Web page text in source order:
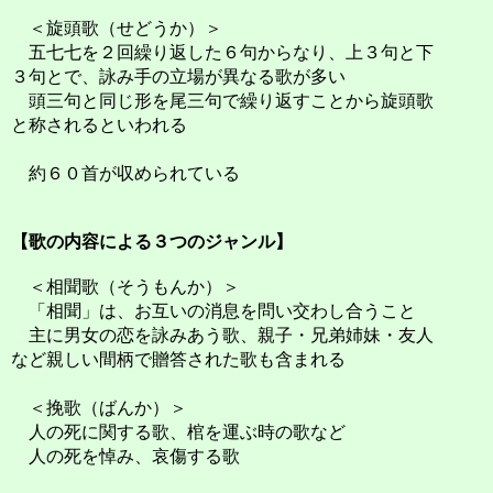
＜旋頭歌（せどうか）＞
五七七を２回繰り返した６句からなり、上３句と下
３句とで、詠み手の立場が異なる歌が多い
頭三句と同じ形を尾三句で繰り返すことから旋頭歌
と称されるといわれる
約６０首が収められている
【歌の内容による３つのジャンル】
＜相聞歌（そうもんか）＞
「相聞」は、お互いの消息を問い交わし合うこと
主に男女の恋を詠みあう歌、親子・兄弟姉妹・友人
など親しい間柄で贈答された歌も含まれる
＜挽歌（ばんか）＞
人の死に関する歌、棺を運ぶ時の歌など
人の死を悼み、哀傷する歌